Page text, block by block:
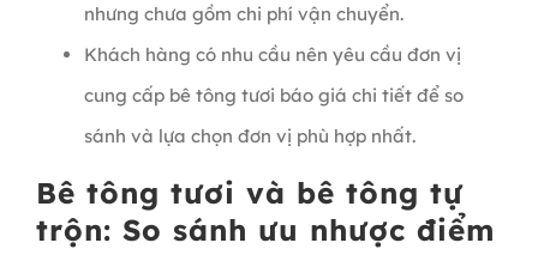
nhưng chưa gồm chi phí vận chuyển.
Khách hàng có nhu cầu nên yêu cầu đơn vị
cung cấp bê tông tươi báo giá chi tiết để so
sánh và lựa chọn đơn vị phù hợp nhất.
Bê tông tươi và bê tông tự
trộn: So sánh ưu nhược điểm